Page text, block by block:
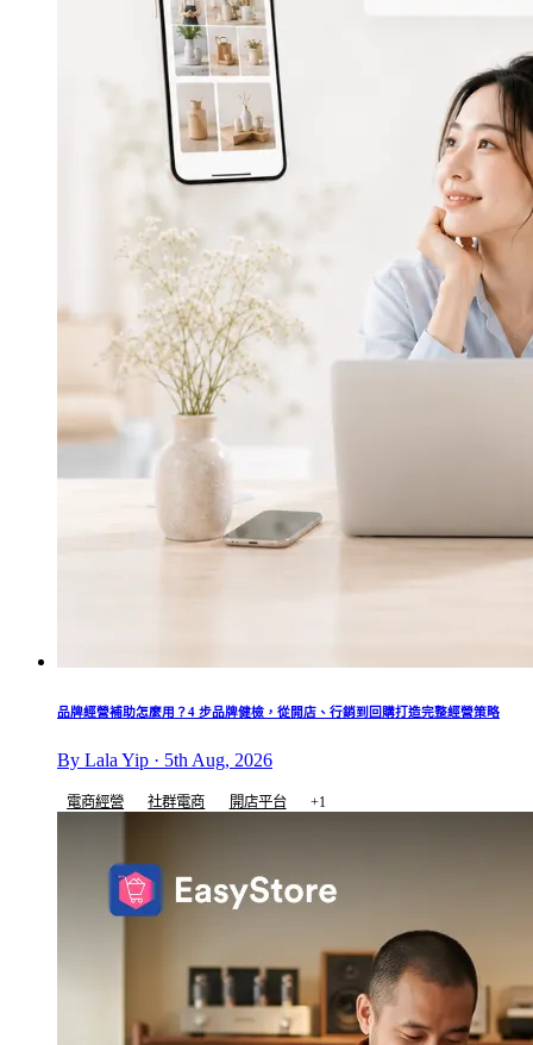
品牌經營補助怎麼用？4 步品牌健檢，從開店、行銷到回購打造完整經營策略
By Lala Yip · 5th Aug, 2026
電商經營 社群電商 開店平台 +1